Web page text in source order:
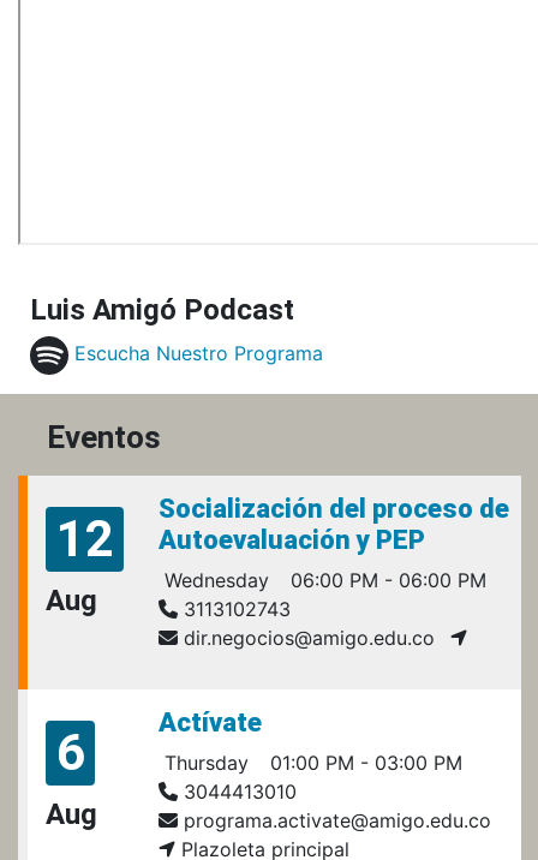
Luis Amigó Podcast
Escucha Nuestro Programa
Eventos
12
Aug
Socialización del proceso de
Autoevaluación y PEP
Wednesday
06:00 PM - 06:00 PM
3113102743
dir.negocios@amigo.edu.co
6
Aug
Actívate
Thursday
01:00 PM - 03:00 PM
3044413010
programa.activate@amigo.edu.co
Plazoleta principal